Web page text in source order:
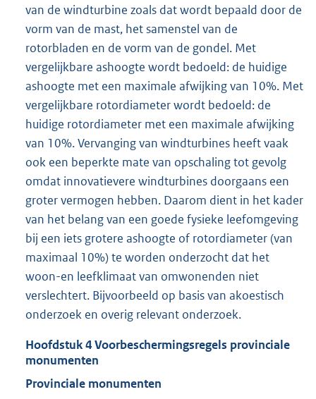
van de windturbine zoals dat wordt bepaald door de
vorm van de mast, het samenstel van de
rotorbladen en de vorm van de gondel. Met
vergelijkbare ashoogte wordt bedoeld: de huidige
ashoogte met een maximale afwijking van 10%. Met
vergelijkbare rotordiameter wordt bedoeld: de
huidige rotordiameter met een maximale afwijking
van 10%. Vervanging van windturbines heeft vaak
ook een beperkte mate van opschaling tot gevolg
omdat innovatievere windturbines doorgaans een
groter vermogen hebben. Daarom dient in het kader
van het belang van een goede fysieke leefomgeving
bij een iets grotere ashoogte of rotordiameter (van
maximaal 10%) te worden onderzocht dat het
woon-en leefklimaat van omwonenden niet
verslechtert. Bijvoorbeeld op basis van akoestisch
onderzoek en overig relevant onderzoek.
Hoofdstuk4Voorbeschermingsregels provinciale
monumenten
Provinciale monumenten